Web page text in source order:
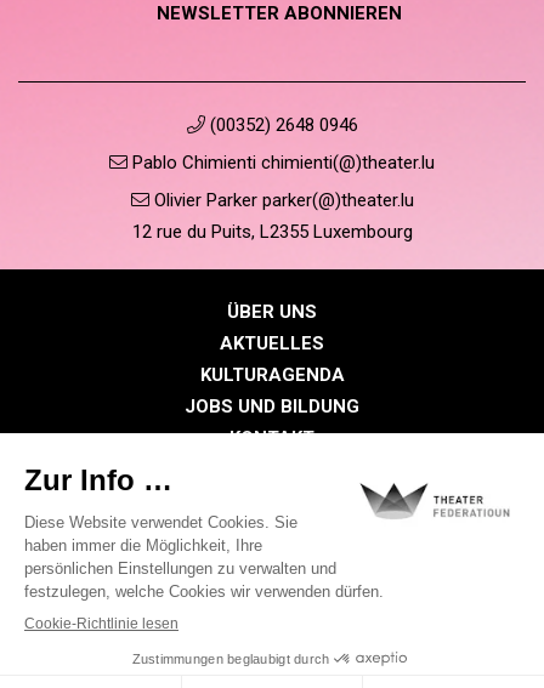
NEWSLETTER ABONNIEREN
(00352) 2648 0946
Pablo Chimienti chimienti(@)theater.lu
Olivier Parker parker(@)theater.lu
12 rue du Puits, L2355 Luxembourg
ÜBER UNS
AKTUELLES
KULTURAGENDA
JOBS UND BILDUNG
KONTAKT
MITGLIEDERBEREICH
Datenschutzrichtlinie
Cookie-Richtlinien